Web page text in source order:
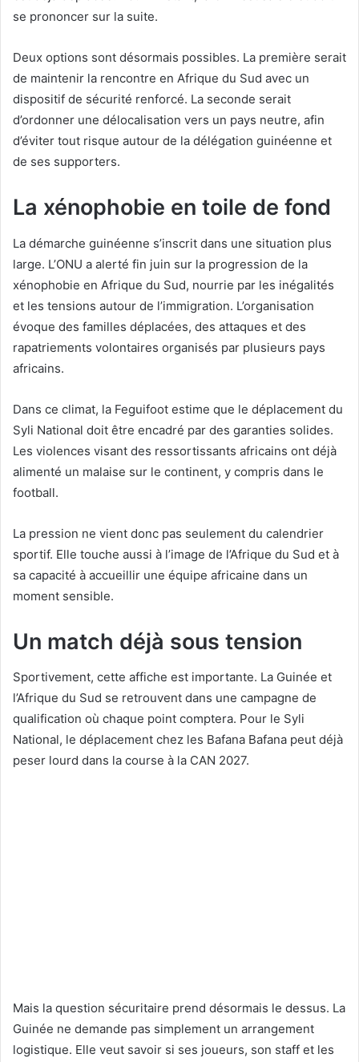
se prononcer sur la suite.
Deux options sont désormais possibles. La première serait
de maintenir la rencontre en Afrique du Sud avec un
dispositif de sécurité renforcé. La seconde serait
d’ordonner une délocalisation vers un pays neutre, afin
d’éviter tout risque autour de la délégation guinéenne et
de ses supporters.
La xénophobie en toile de fond
La démarche guinéenne s’inscrit dans une situation plus
large. L’ONU a alerté fin juin sur la progression de la
xénophobie en Afrique du Sud, nourrie par les inégalités
et les tensions autour de l’immigration. L’organisation
évoque des familles déplacées, des attaques et des
rapatriements volontaires organisés par plusieurs pays
africains.
Dans ce climat, la Feguifoot estime que le déplacement du
Syli National doit être encadré par des garanties solides.
Les violences visant des ressortissants africains ont déjà
alimenté un malaise sur le continent, y compris dans le
football.
La pression ne vient donc pas seulement du calendrier
sportif. Elle touche aussi à l’image de l’Afrique du Sud et à
sa capacité à accueillir une équipe africaine dans un
moment sensible.
Un match déjà sous tension
Sportivement, cette affiche est importante. La Guinée et
l’Afrique du Sud se retrouvent dans une campagne de
qualification où chaque point comptera. Pour le Syli
National, le déplacement chez les Bafana Bafana peut déjà
peser lourd dans la course à la CAN 2027.
Mais la question sécuritaire prend désormais le dessus. La
Guinée ne demande pas simplement un arrangement
logistique. Elle veut savoir si ses joueurs, son staff et les